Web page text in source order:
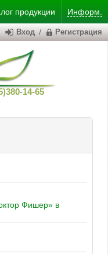
продукции Информ.
14-65
Вход / Регистрация
Фишер» в